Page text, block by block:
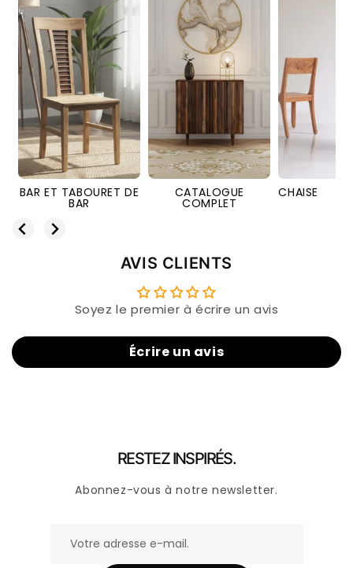
DE CATALOGUE CHAISE
AVIS CLIENTS
Soyez le premier à écrire un avis
Écrire un avis
RESTEZ INSPIRÉS.
Abonnez-vous à notre newsletter.